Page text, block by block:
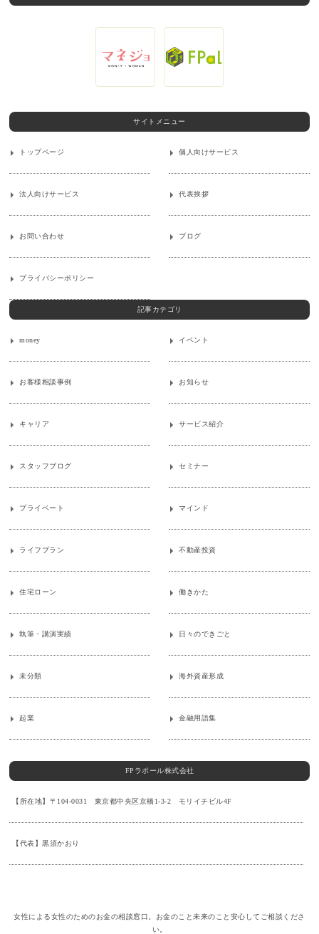
サイトメニュー
トップページ 個人向けサービス
法人向けサービス 代表挨拶
お問い合わせ ブログ
プライバシーポリシー
記事カテゴリ
money イベント
お客様相談事例 お知らせ
キャリア サービス紹介
スタッフブログ セミナー
プライベート マインド
ライフプラン 不動産投資
住宅ローン 働きかた
執筆・講演実績 日々のできごと
未分類 海外資産形成
起業 金融用語集
FPラポール株式会社
【所在地】〒104-0031 東京都中央区京橋1-3-2 モリイチビル4F
【代表】黒須かおり
女性による女性のためのお金の相談窓口。お金のこと未来のこと安心してご相談くださ
い。